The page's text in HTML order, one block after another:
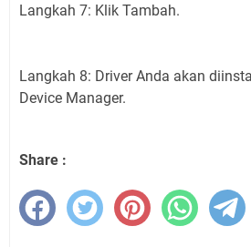
Langkah 7: Klik Tambah.
Langkah 8: Driver Anda akan
Device Manager.
Share :